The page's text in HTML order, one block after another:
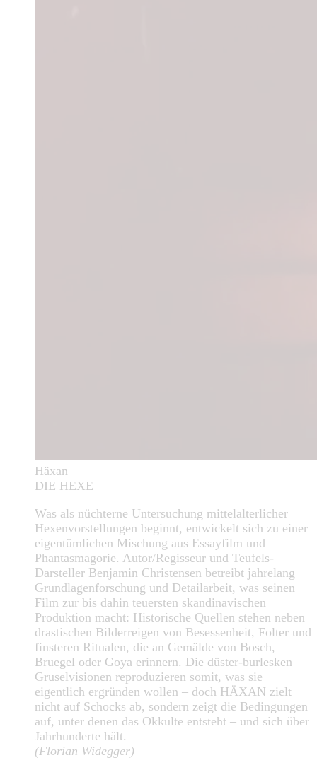
Häxan
DIE HEXE
Was als nüchterne Untersuchung mittelalterlicher
Hexenvorstellungen beginnt, entwickelt sich zu einer
eigentümlichen Mischung aus Essayfilm und
Phantasmagorie. Autor/Regisseur und Teufels-
Darsteller Benjamin Christensen betreibt jahrelang
Grundlagenforschung und Detailarbeit, was seinen
Film zur bis dahin teuersten skandinavischen
Produktion macht: Historische Quellen stehen neben
drastischen Bilderreigen von Besessenheit, Folter und
finsteren Ritualen, die an Gemälde von Bosch,
Bruegel oder Goya erinnern. Die düster-burlesken
Gruselvisionen reproduzieren somit, was sie
eigentlich ergründen wollen – doch HÄXAN zielt
nicht auf Schocks ab, sondern zeigt die Bedingungen
auf, unter denen das Okkulte entsteht – und sich über
Jahrhunderte hält.
(Florian Widegger)